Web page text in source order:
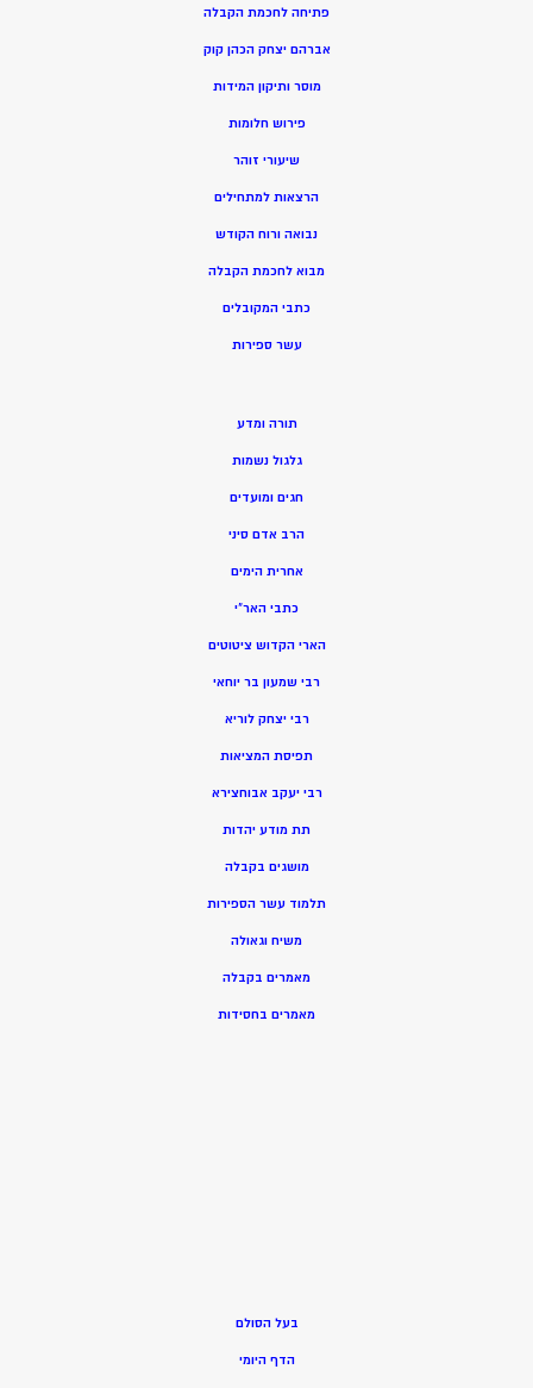
פתיחה לחכמת הקבלה
אברהם יצחק הכהן קוק
מוסר ותיקון המידות
פירוש חלומות
שיעורי זוהר
הרצאות למתחילים
נבואה ורוח הקודש
מבוא לחכמת הקבלה
כתבי המקובלים
עשר ספירות
תורה ומדע
גלגול נשמות
חגים ומועדים
הרב אדם סיני
אחרית הימים
כתבי האר”י
הארי הקדוש ציטוטים
רבי שמעון בר יוחאי
רבי יצחק לוריא
תפיסת המציאות
רבי יעקב אבוחצירא
תת מודע יהדות
מושגים בקבלה
תלמוד עשר הספירות
משיח וגאולה
מאמרים בקבלה
מאמרים בחסידות
בעל הסולם
הדף היומי